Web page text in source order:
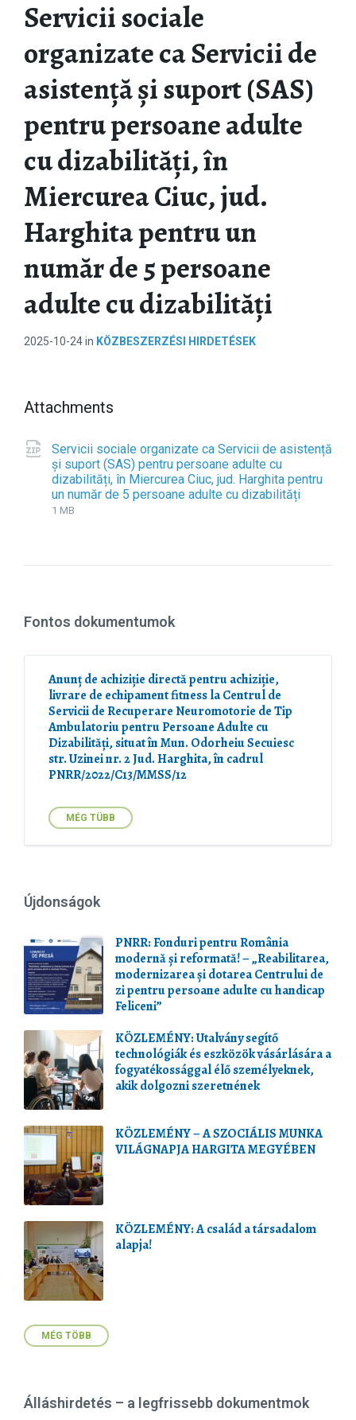
Servicii sociale
organizate ca Servicii de
asistență și suport (SAS)
pentru persoane adulte
cu dizabilități, în
Miercurea Ciuc, jud.
Harghita pentru un
număr de 5 persoane
adulte cu dizabilități
2025-10-24in KÖZBESZERZÉSI HIRDETÉSEK
Attachments
Servicii sociale organizate ca Servicii de asistență
și suport (SAS) pentru persoane adulte cu
dizabilități, în Miercurea Ciuc, jud. Harghita pentru
un număr de 5 persoane adulte cu dizabilități
x
i
1 MB
Fontos dokumentumok
Anunț de achiziție directă pentru achiziție,
livrare de echipament fitness la Centrul de
Servicii de Recuperare Neuromotorie de Tip
Ambulatoriu pentru Persoane Adulte cu
Dizabilități, situat în Mun. Odorheiu Secuiesc
str. Uzinei nr. 2 Jud. Harghita, în cadrul
PNRR/2022/C13/MMSS/12
MÉG TÜBB
Újdonságok
PNRR: Fonduri pentru România
modernă și reformată! – „Reabilitarea,
modernizarea și dotarea Centrului de
zi pentru persoane adulte cu handicap
Feliceni”
KÖZLEMÉNY: Utalvány segítő
technológiák és eszközök vásárlására a
fogyatékossággal élő személyeknek,
akik dolgozni szeretnének
KÖZLEMÉNY – A SZOCIÁLIS MUNKA
VILÁGNAPJA HARGITA MEGYÉBEN
KÖZLEMÉNY: A család a társadalom
alapja!
MÉG TÖBB
Álláshirdetés – a legfrissebb dokumentmok